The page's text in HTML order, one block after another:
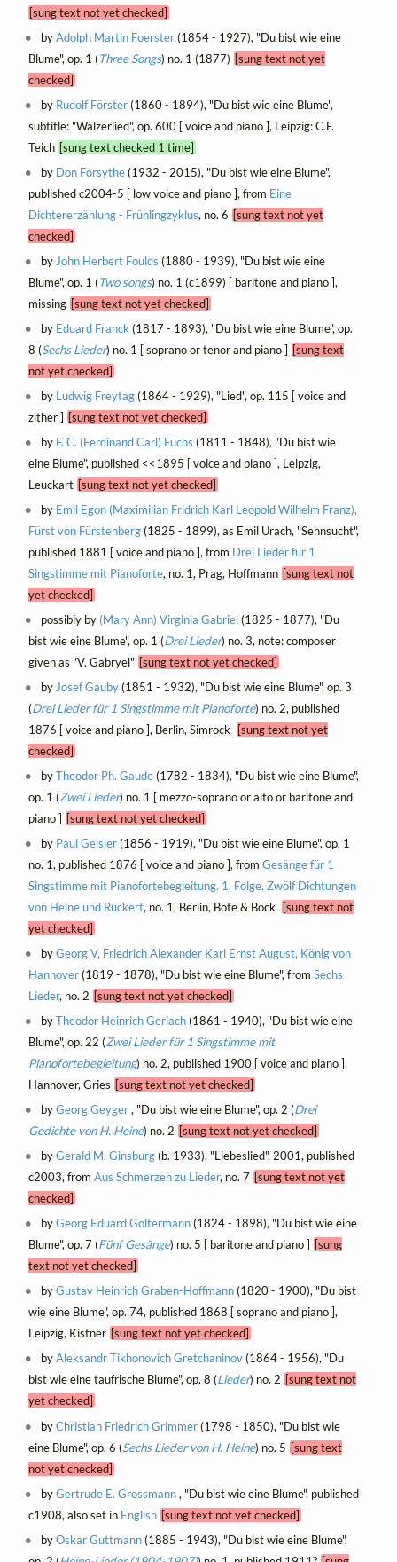
[sung text not yet checked]
byAdolph Martin Foerster(1854 - 1927), "Du bist wie eine
Blume", op. 1 (Three Songs) no. 1 (1877) [sung text not yet
checked]
by Rudolf Förster(1860 - 1894), "Du bist wie eine Blume",
subtitle: "Walzerlied", op. 600 [ voice and piano ], Leipzig: C.F.
Teich [sung text checked 1 time]
by Don Forsythe(1932 - 2015), "Du bist wie eine Blume",
published c2004-5 [ low voice and piano ], from Eine
Dichtererzählung - Frühlingzyklus, no. 6 [sung text not yet
checked]
by John Herbert Foulds (1880 - 1939), "Du bist wie eine
Blume", op. 1 (Two songs) no. 1 (c1899) [ baritone and piano ],
missing [sung text not yet checked]
by Eduard Franck (1817 - 1893), "Du bist wie eine Blume", op.
8 (Sechs Lieder) no. 1 [ soprano or tenor and piano ] [sung text
not yet checked]
by Ludwig Freytag(1864 - 1929), "Lied", op. 115 [ voice and
zither ] [sung text not yet checked]
by F. C. (Ferdinand Carl) Füchs (1811 - 1848), "Du bist wie
eine Blume", published <<1895 [ voice and piano ], Leipzig,
Leuckart [sung text not yet checked]
by Emil Egon (Maximilian Fridrich Karl Leopold Wilhelm Franz),
Fürst von Fürstenberg(1825 - 1899), as Emil Urach, "Sehnsucht",
published 1881 [ voice and piano ], from Drei Lieder für 1
Singstimme mit Pianoforte, no. 1, Prag, Hoffmann [sung text not
yet checked]
possibly by (Mary Ann) Virginia Gabriel(1825 - 1877), "Du
bist wie eine Blume", op. 1 (Drei Lieder) no. 3, note: composer
given as "V. Gabryel" [sung text not yet checked]
by Josef Gauby(1851 - 1932), "Du bist wie eine Blume", op. 3
(Drei Lieder für 1 Singstimme mit Pianoforte) no. 2, published
1876 [ voice and piano ], Berlin, Simrock
[sung text not yet
checked]
byTheodor Ph. Gaude(1782 - 1834), "Du bist wie eine Blume",
op. 1 (Zwei Lieder) no. 1 [ mezzo-soprano or alto or baritone and
piano ] [sung text not yet checked]
by Paul Geisler(1856 - 1919), "Du bist wie eine Blume", op. 1
no. 1, published 1876 [ voice and piano ], from Gesänge für 1
Singstimme mit Pianofortebegleitung. 1. Folge. Zwölf Dichtungen
von Heine und Rückert, no. 1, Berlin, Bote & Bock
[sung text not
yet checked]
byGeorg V, Friedrich Alexander Karl Ernst August, König von
Hannover(1819 - 1878), "Du bist wie eine Blume", from Sechs
Lieder, no. 2 [sung text not yet checked]
byTheodor Heinrich Gerlach(1861 - 1940), "Du bist wie eine
Blume", op. 22 (Zwei Lieder für 1 Singstimme mit
Pianofortebegleitung) no. 2, published 1900 [ voice and piano ],
Hannover, Gries [sung text not yet checked]
byGeorg Geyger, "Du bist wie eine Blume", op. 2 (Drei
Gedichte von H. Heine) no. 2 [sung text not yet checked]
byGerald M. Ginsburg(b. 1933), "Liebeslied", 2001, published
c2003, from Aus Schmerzen zu Lieder, no. 7 [sung text not yet
checked]
byGeorg Eduard Goltermann(1824 - 1898), "Du bist wie eine
Blume", op. 7 (Fünf Gesänge) no. 5 [ baritone and piano ] [sung
text not yet checked]
byGustav Heinrich Graben-Hoffmann(1820 - 1900), "Du bist
wie eine Blume", op. 74, published 1868 [ soprano and piano ],
Leipzig, Kistner [sung text not yet checked]
byAleksandr Tikhonovich Gretchaninov(1864 - 1956), "Du
bist wie eine taufrische Blume", op. 8 (Lieder) no. 2 [sung text not
yet checked]
byChristian Friedrich Grimmer(1798 - 1850), "Du bist wie
eine Blume", op. 6 (Sechs Lieder von H. Heine) no. 5 [sung text
not yet checked]
byGertrude E. Grossmann, "Du bist wie eine Blume", published
c1908, also set in English [sung text not yet checked]
byOskar Guttmann(1885 - 1943), "Du bist wie eine Blume",